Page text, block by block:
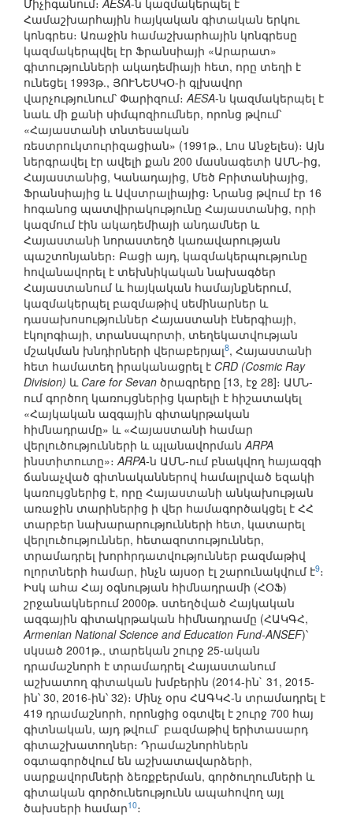
Միչիգանում։AESA-ն կազմակերպել է
Համաշխարհային հայկական գիտական երկու
կոնգրես։ Առաջին համաշխարհային կոնգրեսը
կազմակերպվել էր Ֆրանսիայի «Արարատ»
գիտությունների ակադեմիայի հետ, որը տեղի է
ունեցել 1993թ., ՅՈՒՆԵՍԿՕ-ի գլխավոր
վարչությունում՝ Փարիզում։AESA-ն կազմակերպել է
նաև մի քանի սիմպոզիումներ, որոնց թվում՝
«Հայաստանի տնտեսական
ռեստրուկտուրիզացիան» (1991թ., Լոս Անջելես)։ Այն
ներգրավել էր ավելի քան 200 մասնագետի ԱՄՆ-ից,
Հայաստանից, Կանադայից, Մեծ Բրիտանիայից,
Ֆրանսիայից և Ավստրալիայից։ Նրանց թվում էր 16
հոգանոց պատվիրակությունը Հայաստանից, որի
կազմում էին ակադեմիայի անդամներ և
Հայաստանի նորաստեղծ կառավարության
պաշտոնյաներ։ Բացի այդ, կազմակերպությունը
հովանավորել է տեխնիկական նախագծեր
Հայաստանում և հայկական համայնքներում,
կազմակերպել բազմաթիվ սեմինարներ և
դասախոսություններ Հայաստանի էներգիայի,
էկոլոգիայի, տրանսպորտի, տեղեկատվության
մշակման խնդիրների վերաբերյալ8, Հայաստանի
հետ համատեղ իրականացրել է CRD (Cosmic Ray
Division) և Care for Sevan ծրագրերը [13, էջ 28]։ ԱՄՆ-
ում գործող կառույցներից կարելի է հիշատակել
«Հայկական ազգային գիտակրթական
հիմնադրամը» և «Հայաստանի համար
վերլուծությունների և պլանավորմանARPA
ինստիտուտը»։ARPA-ն ԱՄՆ-ում բնակվող հայազգի
ճանաչված գիտնականներով համալրված եզակի
կառույցներից է, որը Հայաստանի անկախության
առաջին տարիներից ի վեր համագործակցել է ՀՀ
տարբեր նախարարությունների հետ, կատարել
վերլուծություններ, հետազոտություններ,
տրամադրել խորհրդատվություններ բազմաթիվ
ոլորտների համար, ինչն այսօր էլ շարունակվում է9։
Իսկ ահա Հայ օգնության հիմնադրամի (ՀՕՖ)
շրջանակներում 2000թ. ստեղծված Հայկական
ազգային գիտակրթական հիմնադրամը (ՀԱԿԳՀ,
Armenian National Science and Education Fund-ANSEF)՝
սկսած 2001թ., տարեկան շուրջ 25-ական
դրամաշնորհ է տրամադրել Հայաստանում
աշխատող գիտական խմբերին (2014-ին` 31, 2015-
ին՝ 30, 2016-ին՝ 32)։ Մինչ օրս ՀԱԳԿՀ-ն տրամադրել է
419 դրամաշնորհ, որոնցից օգտվել է շուրջ 700 հայ
գիտնական, այդ թվում` բազմաթիվ երիտասարդ
գիտաշխատողներ։ Դրամաշնորհներն
օգտագործվում են աշխատավարձերի,
սարքավորմների ձեռքբերման, գործուղումների և
գիտական գործունեությունն ապահովող այլ
ծախսերի համար10։